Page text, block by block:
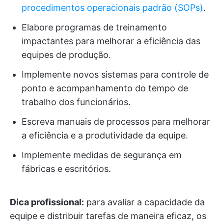
procedimentos operacionais padrão (SOPs).
Elabore programas de treinamento
impactantes para melhorar a eficiência das
equipes de produção.
Implemente novos sistemas para controle de
ponto e acompanhamento do tempo de
trabalho dos funcionários.
Escreva manuais de processos para melhorar
a eficiência e a produtividade da equipe.
Implemente medidas de segurança em
fábricas e escritórios.
Dica profissional: para avaliar a capacidade da
equipe e distribuir tarefas de maneira eficaz, os